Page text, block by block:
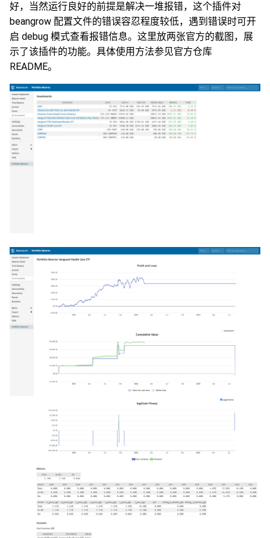
好，当然运行良好的前提是解决一堆报错，这个插件对
beangrow 配置文件的错误容忍程度较低，遇到错误时可开
启 debug 模式查看报错信息。这里放两张官方的截图，展
示了该插件的功能。具体使用方法参见官方仓库
README。